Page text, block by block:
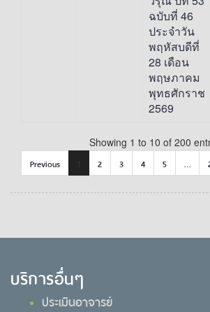
ฉบับที่ 46
ประจำวัน
พฤหัสบดีที่
28 เดือน
พฤษภาคม
พุทธศักราช
2569
Showing 1 to 10 of 200
Previous 1 2 3 4 5 …
บริการอื่นๆ
ประเมินอาจารย์